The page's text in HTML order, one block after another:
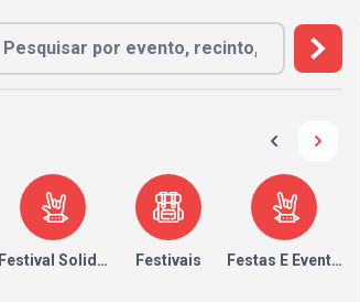
Festival Solidário Festivais Festas E Eventos